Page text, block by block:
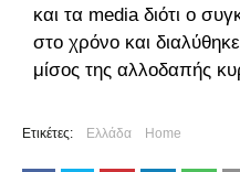
και τα media διότι ο
στο χρόνο και
μίσος της αλλοδαπής
Ετικέτες: Ελλάδα Home